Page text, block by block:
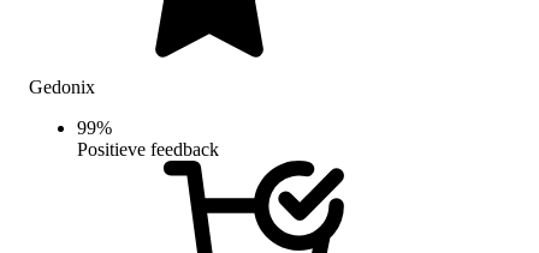
Gedonix
99%
Positieve feedback